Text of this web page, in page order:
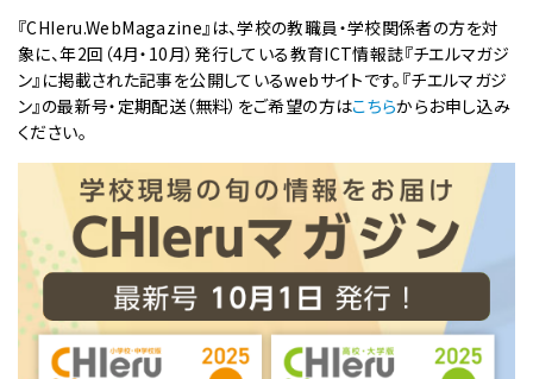
『CHIeru.WebMagazine』は、学校の教職員・学校関係者の方を対
象に、年2回（4月・10月）発行している教育ICT情報誌『チエルマガジ
ン』に掲載された記事を公開しているwebサイトです。『チエルマガジ
ン』の最新号・定期配送（無料）をご希望の方はこちらからお申し込み
ください。